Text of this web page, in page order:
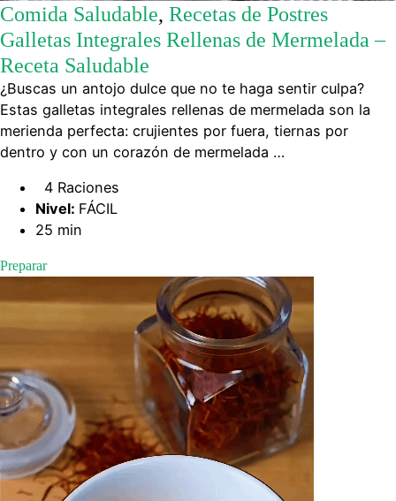
Comida Saludable, Recetas de Postres
Galletas Integrales Rellenas de Mermelada –
Receta Saludable
¿Buscas un antojo dulce que no te haga sentir culpa?
Estas galletas integrales rellenas de mermelada son la
merienda perfecta: crujientes por fuera, tiernas por
dentro y con un corazón de mermelada …
4 Raciones
Nivel: FÁCIL
25 min
Preparar